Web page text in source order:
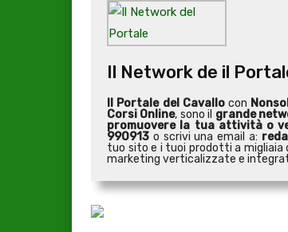
Il Network de il
Il Portale del Cavallocon
Corsi Online, sono il grande
promuovere la tua attività o
990913 o scrivi una email a:
tuo sito e i tuoi prodotti a migliaia
marketing verticalizzate e